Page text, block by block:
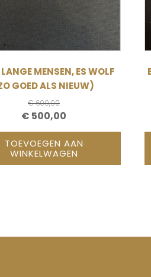
MENSEN, ES WOLF
GOED ALS NIEUW)
€600,00
OORSPRONKELIJKE
PRIJS
WAS:
€ 600,00.
€ 500,00
PRIJS
IS:
€ 500,00.
TOEVOEGEN AAN
WINKELWAGEN